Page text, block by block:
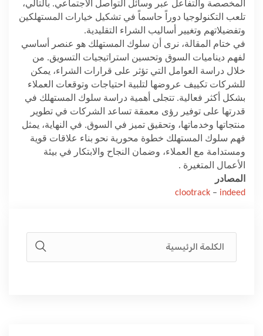
المخصصة والتفاعل عبر وسائل التواصل الاجتماعي. بالتالي،
تلعب التكنولوجيا دوراً حاسماً في تشكيل خيارات المستهلكين
وتفضيلاتهم وتغيير أساليب الشراء التقليدية.
في ختام المقالة، نرى أن سلوك المستهلك هو عنصر أساسي
لفهم ديناميات السوق وتحسين استراتيجيات التسويق. من
خلال دراسة العوامل التي تؤثر على قرارات الشراء، يمكن
للشركات تكييف عروضها لتلبية احتياجات وتوقعات العملاء
بشكل أكثر فعالية. تتجلى أهمية دراسة سلوك المستهلك في
قدرتها على توفير رؤى معمقة تساعد الشركات في تطوير
منتجاتها وخدماتها، وتحقيق تميز في السوق. في النهاية، يمثل
فهم سلوك المستهلك خطوة محورية نحو بناء علاقات قوية
ومستدامة مع العملاء، وضمان النجاح والابتكار في بيئة
الأعمال المتغيرة .
المصادر
indeed
–
clootrack